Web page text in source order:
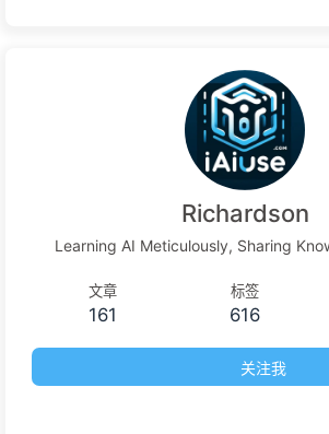
Richardson
Learning AI Meticulously, Sharing
文章
161
标签
616
关注我